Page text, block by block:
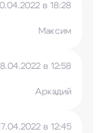
в 18:28
Максим
в 12:58
Аркадий
в 12:45